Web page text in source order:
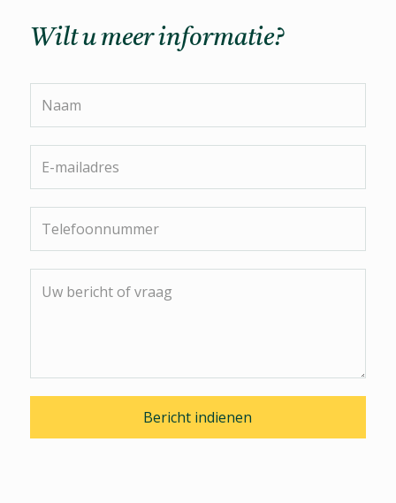
Wilt u meer informatie?